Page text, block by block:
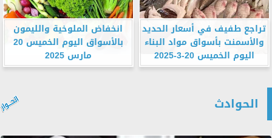
تراجع طفيف في أسعار الحديد
والأسمنت بأسواق مواد البناء
اليوم الخميس 20-3-2025
انخفاض الملوخية والليمون
بالأسواق اليوم الخميس 20
مارس 2025
الحوادث